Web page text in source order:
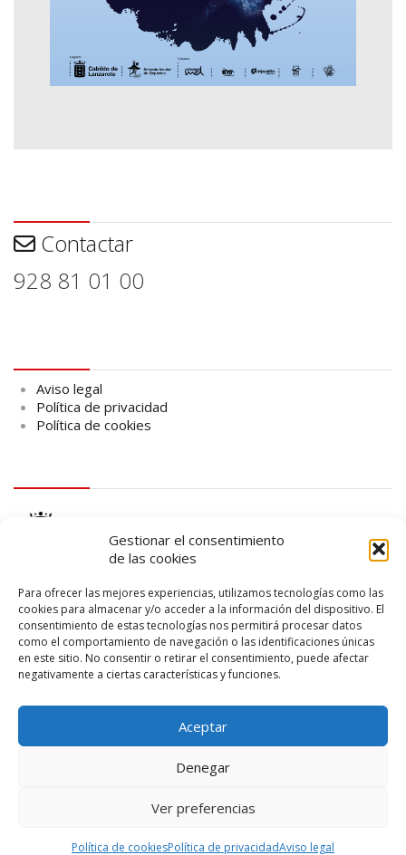
Gestionar el consentimiento
de las cookies
Para ofrecer las mejores experiencias, utilizamos tecnologías como las
cookies para almacenar y/o acceder a la información del dispositivo. El
consentimiento de estas tecnologías nos permitirá procesar datos
como el comportamiento de navegación o las identificaciones únicas
en este sitio. No consentir o retirar el consentimiento, puede afectar
negativamente a ciertas características y funciones.
Aceptar
Denegar
Ver preferencias
Política de cookiesPolítica de privacidadAviso legal
Contactar
928 81 01 00
Aviso legal
Política de privacidad
Política de cookies
logo SID
Diseño web porSolucionetyCibernatural